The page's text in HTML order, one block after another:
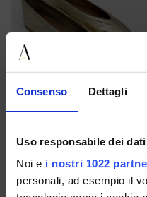
Consenso Dettagli
Uso responsabile dei dati
Noi e i nostri 1022
personali, ad esempio il
Ballerine Donna Oro In Pelle
Laminata
39